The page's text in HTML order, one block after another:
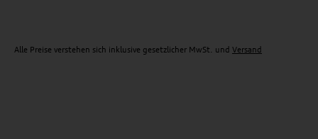
Alle Preise verstehen sich inklusive gesetzlicher MwSt. und Versand